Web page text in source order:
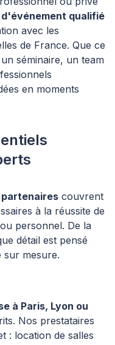
qualifié
avec les
de France. Que ce
séminaire, un team
en moments
couvrent
à la réussite de
personnel. De la
détail est pensé
mesure.
à Paris, Lyon ou
Nos prestataires
: location de salles